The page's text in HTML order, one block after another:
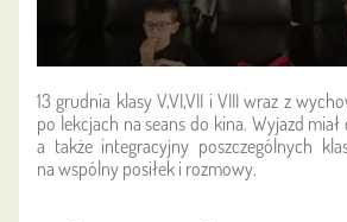
13 grudnia klasy V,VI,VII i VIII wraz z
po lekcjach na seans do kina. Wyjazd
a także integracyjny poszczególnych
na wspólny posiłek i rozmowy.